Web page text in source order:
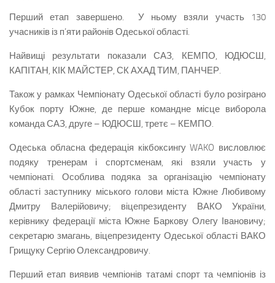
Перший етап завершено. У ньому взяли участь 130
учасників із п’яти районів Одеської області.
Найвищі результати показали САЗ, КЕМПО, ЮДЮСШ,
КАПІТАН, КІК МАЙСТЕР, СК АХАД ТИМ, ПАНЧЕР.
Також у рамках Чемпіонату Одеської області було розіграно
Кубок порту Южне, де перше командне місце виборола
команда САЗ, друге – ЮДЮСШ, третє – КЕМПО.
Одеська обласна федерація кікбоксингу WAKO висловлює
подяку тренерам і спортсменам, які взяли участь у
чемпіонаті. Особлива подяка за організацію чемпіонату
області заступнику міського голови міста Южне Любивому
Дмитру Валерійовичу; віцепрезиденту ВАКО України,
керівнику федерації міста Южне Баркову Олегу Івановичу;
секретарю змагань, віцепрезиденту Одеської області ВАКО
Грищуку Сергію Олександровичу.
Перший етап виявив чемпіонів татамі спорт та чемпіонів із